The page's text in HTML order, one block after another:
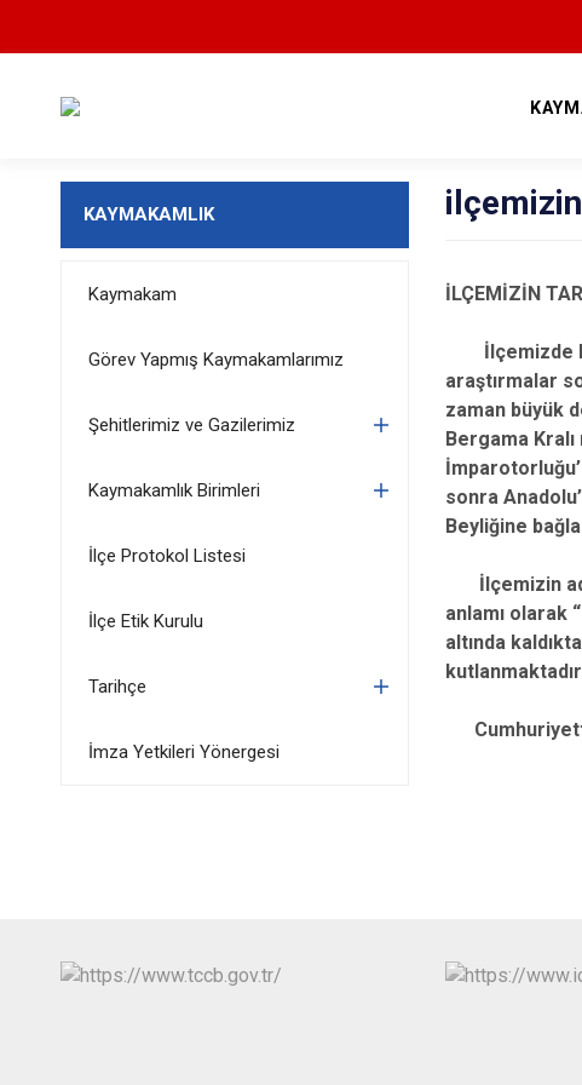
KAYMAKAMLIK
Kaymakam
Görev Yapmış Kaymakamlarımız
Şehitlerimiz ve Gazilerimiz
Kaymakamlık Birimleri
İlçe Protokol Listesi
İlçe Etik Kurulu
Tarihçe
İmza Yetkileri Yönergesi
İLÇEMİZİN
İlçemizde
araştırmalar
zaman büyük
Bergama
sonra
Beyliğine
İlçemizin
anlamı olarak
altında